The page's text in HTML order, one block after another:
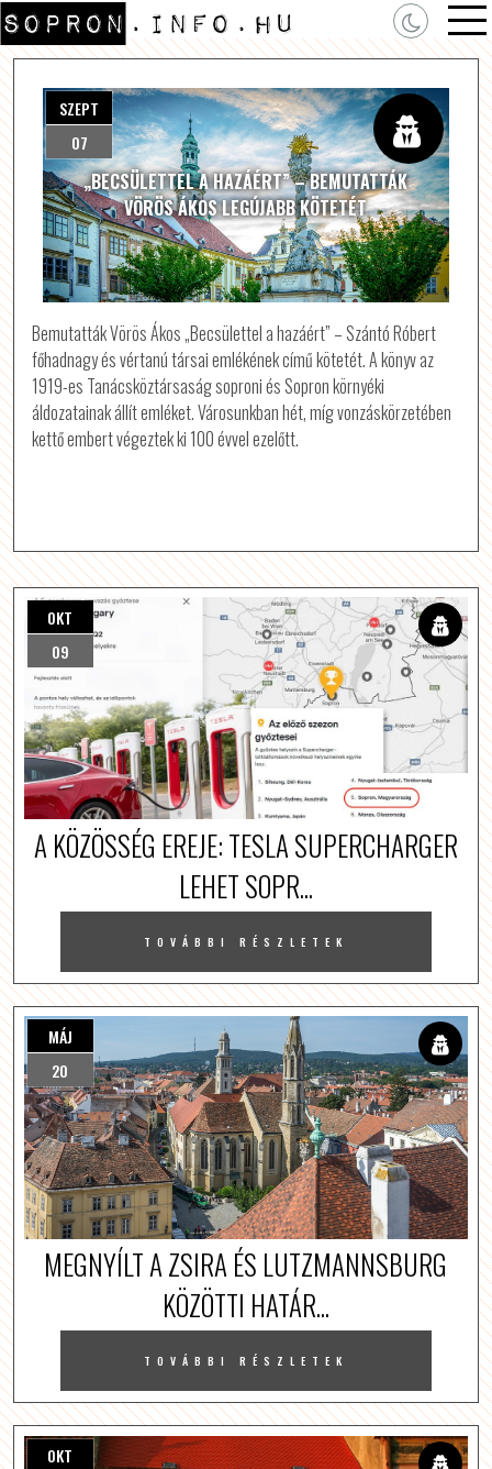
„BECSÜLETTEL A HAZÁÉRT” – BEMUTATTÁK
VÖRÖS ÁKOS LEGÚJABB KÖTETÉT
SZEPT
07
Bemutatták Vörös Ákos „Becsülettel a hazáért” – Szántó Róbert
főhadnagy és vértanú társai emlékének című kötetét. A könyv az
1919-es Tanácsköztársaság soproni és Sopron környéki
áldozatainak állít emléket. Városunkban hét, míg vonzáskörzetében
kettő embert végeztek ki 100 évvel ezelőtt.
OKT
09
A KÖZÖSSÉG EREJE: TESLA SUPERCHARGER
LEHET SOPR...
TOVÁBBI RÉSZLETEK
MÁJ
20
MEGNYÍLT A ZSIRA ÉS LUTZMANNSBURG
KÖZÖTTI HATÁR...
TOVÁBBI RÉSZLETEK
OKT